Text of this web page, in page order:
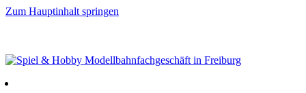
Zum Hauptinhalt springen